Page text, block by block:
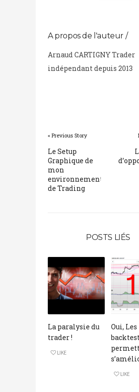
A propos de l'auteur /
Arnaud CARTIGNY Trader
indépendant depuis 2013
« Previous Story
Le Setup
Graphique de
mon
environnement
de Trading
POSTS LIÉS
La paralysie du
trader !
LIKE
Oui, Les
LIKE